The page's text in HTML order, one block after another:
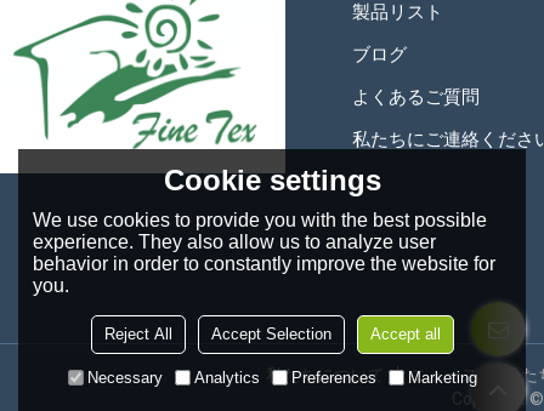
製品リスト
ブログ
よくあるご質問
私たちにご連絡くださ
私たちについて ニュース
私
Copyright
Cookie settings
We use cookies to provide you with the best possible
experience. They also allow us to analyze user
behavior in order to constantly improve the website for
you.
Reject All Accept Selection Accept all
Necessary Analytics Preferences Marketing